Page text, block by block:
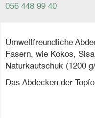
056 448 99 40
Umweltfreundliche
Fasern, wie Kokos,
Naturkautschuk (1200
Das Abdecken der